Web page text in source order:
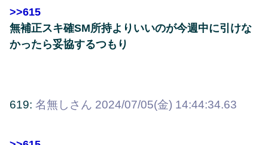
>>615
無補正スキ確SM所持よりいいのが今週中に引けな
かったら妥協するつもり
619: 名無しさん 2024/07/05(金) 14:44:34.63